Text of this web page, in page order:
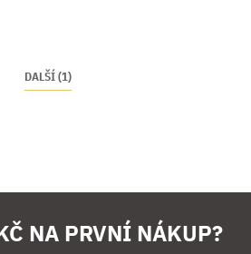
DALŠÍ (1)
NA PRVNÍ NÁKUP?